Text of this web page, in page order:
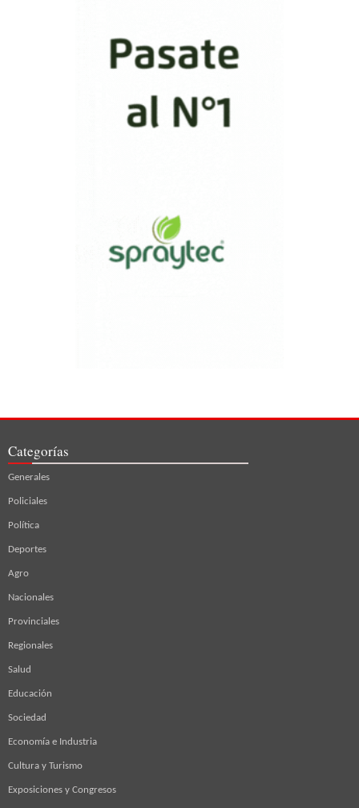
Categorías
Generales
Policiales
Política
Deportes
Agro
Nacionales
Provinciales
Regionales
Salud
Educación
Sociedad
Economía e Industria
Cultura y Turismo
Exposiciones y Congresos